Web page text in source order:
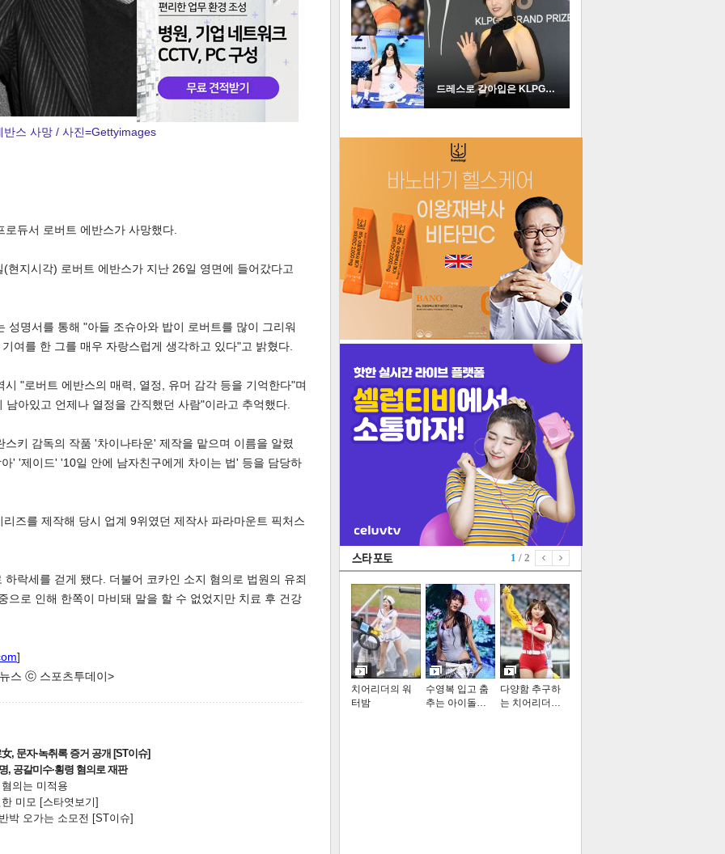
url 복
반스 사망 / 사진=Gettyimages
듀서 로버트 에반스가 사망했다.
현지시각) 로버트 에반스가 지난 26일 영면에 들어갔다고
성명서를 통해 "아들 조슈아와 밥이 로버트를 많이 그리워
여를 한 그를 매우 자랑스럽게 생각하고 있다"고 밝혔다.
"로버트 에반스의 매력, 열정, 유머 감각 등을 기억한다"며
아있고 언제나 열정을 간직했던 사람"이라고 추억했다.
키 감독의 작품 '차이나타운' 제작을 맡으며 이름을 알렸
' '제이드' '10일 안에 남자친구에게 차이는 법' 등을 담당하
즈를 제작해 당시 업계 9위였던 제작사 파라마운트 픽처스
락세를 걷게 됐다. 더불어 코카인 소지 혐의로 법원의 유죄
으로 인해 한쪽이 마비돼 말을 할 수 없었지만 치료 후 건강
]
스 ⓒ 스포츠투데이>
, 문자·녹취록 증거 공개 [ST이슈]
, 공갈미수·횡령 혐의로 재판
의는 미적용
미모 [스타엿보기]
박 오가는 소모전 [ST이슈]
연예
스포츠 포토
2
더보기
인기포토
드레스로 갈아입은 KLPGA …
1 / 2
치어리더의 워
터밤
수영복 입고 춤
추는 아이돌…
다양함 추구하
는 치어리더…